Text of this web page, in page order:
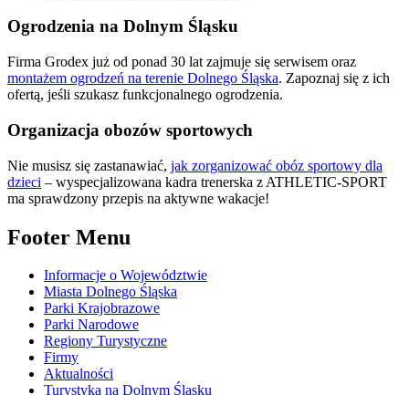
Ogrodzenia na Dolnym Śląsku
Firma Grodex już od ponad 30 lat zajmuje się serwisem oraz
montażem ogrodzeń na terenie Dolnego Śląska. Zapoznaj się z ich
ofertą, jeśli szukasz funkcjonalnego ogrodzenia.
Organizacja obozów sportowych
Nie musisz się zastanawiać, jak zorganizować obóz sportowy dla
dzieci – wyspecjalizowana kadra trenerska z ATHLETIC-SPORT
ma sprawdzony przepis na aktywne wakacje!
Footer Menu
Informacje o Województwie
Miasta Dolnego Śląska
Parki Krajobrazowe
Parki Narodowe
Regiony Turystyczne
Firmy
Aktualności
Turystyka na Dolnym Śląsku